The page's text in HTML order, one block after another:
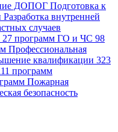
ДОПОГ Подготовка к
Разработка внутренней
случаев
27 программ ГО и ЧС 98
Профессиональная
квалификации 323
программ
Пожарная
безопасность